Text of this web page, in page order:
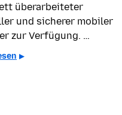
überarbeiteter
und sicherer mobiler
zur Verfügung. …